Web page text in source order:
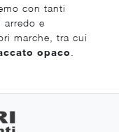
con tanti
e
marche, tra cui
opaco